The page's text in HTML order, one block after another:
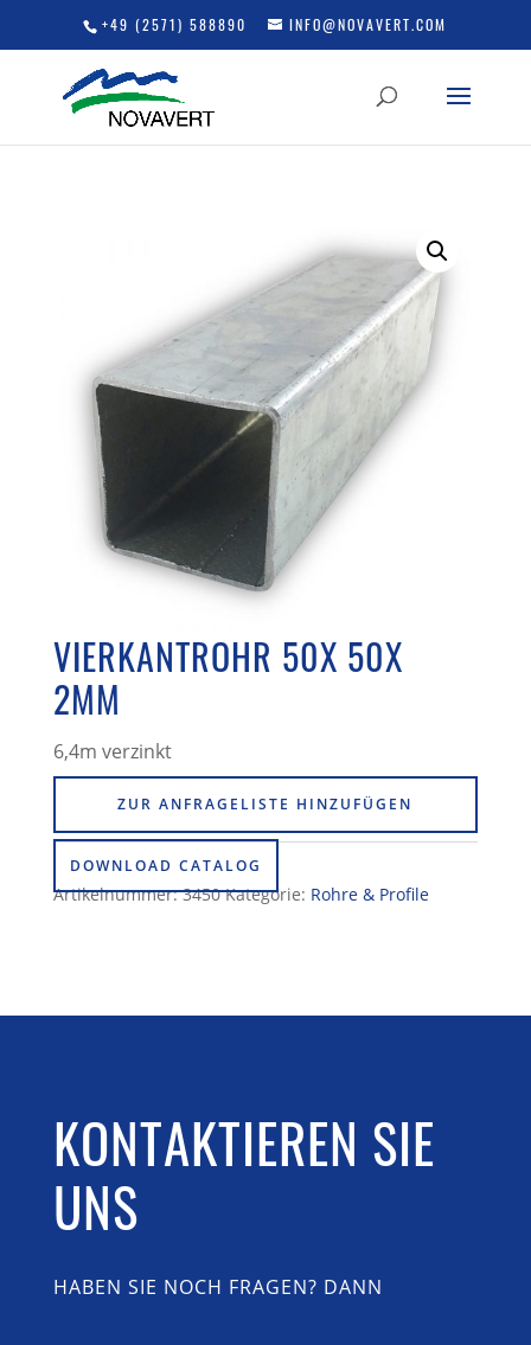
+49 (2571) 588890 INFO@NOVAVERT.COM
VIERKANTROHR 50X 50X
2MM
6,4m verzinkt
ZUR ANFRAGELISTE HINZUFÜGEN
DOWNLOAD CATALOG
Artikelnummer:3450 Kategorie: Rohre & Profile
KONTAKTIEREN SIE
UNS
HABEN SIE NOCH FRAGEN? DANN